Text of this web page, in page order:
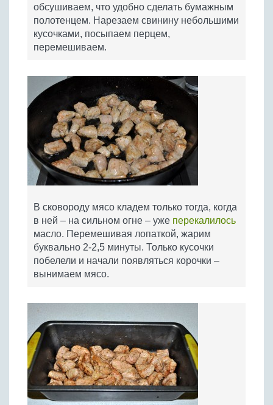
обсушиваем, что удобно сделать бумажным
полотенцем. Нарезаем свинину небольшими
кусочками, посыпаем перцем,
перемешиваем.
В сковороду мясо кладем только тогда, когда
в ней – на сильном огне – уже перекалилось
масло. Перемешивая лопаткой, жарим
буквально 2-2,5 минуты. Только кусочки
побелели и начали появляться корочки –
вынимаем мясо.